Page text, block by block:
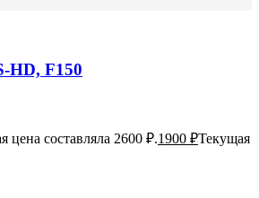
HD, F150
цена составляла 2600 ₽.1900 ₽Текущая